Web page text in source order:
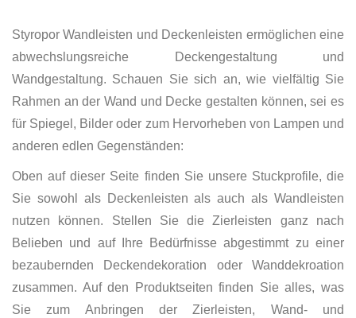
Styropor Wandleisten und Deckenleisten ermöglichen eine
abwechslungsreiche Deckengestaltung und
Wandgestaltung. Schauen Sie sich an, wie vielfältig Sie
Rahmen an der Wand und Decke gestalten können, sei es
für Spiegel, Bilder oder zum Hervorheben von Lampen und
anderen edlen Gegenständen:
Oben auf dieser Seite finden Sie unsere Stuckprofile, die
Sie sowohl als Deckenleisten als auch als Wandleisten
nutzen können. Stellen Sie die Zierleisten ganz nach
Belieben und auf Ihre Bedürfnisse abgestimmt zu einer
bezaubernden Deckendekoration oder Wanddekroation
zusammen. Auf den Produktseiten finden Sie alles, was
Sie zum Anbringen der Zierleisten, Wand- und